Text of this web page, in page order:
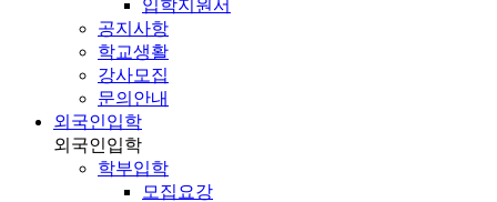
입학지원서
공지사항
학교생활
강사모집
문의안내
외국인입학
외국인입학
학부입학
모집요강